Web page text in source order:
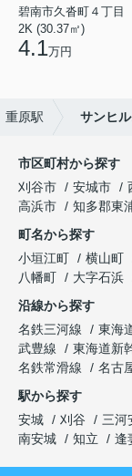
碧南市久沓町４丁目
2K (30.37㎡)
4.1万円
重原駅 サンヒ
市区町村から探す
刈谷市
安城市
高浜市
知多郡東
町名から探す
小垣江町
横山町
八幡町
大字石浜
沿線から探す
名鉄三河線
東海
武豊線
東海道新
名鉄常滑線
名古
駅から探す
安城
刈谷 三河
南安城
知立 逢